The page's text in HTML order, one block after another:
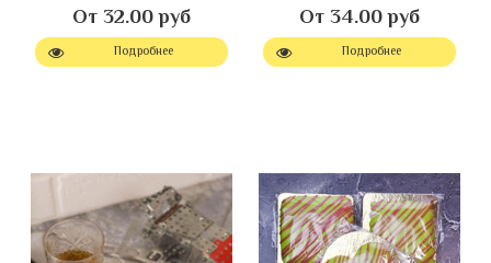
От 32.00 руб
Подробнее
От 34.00 руб
Подробнее